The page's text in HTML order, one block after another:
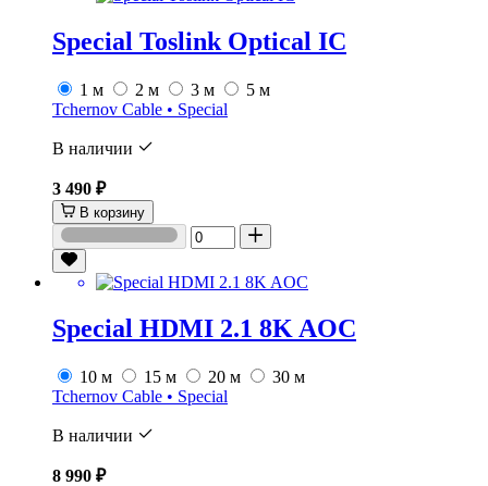
Special Toslink Optical IC
1 м 2 м 3 м
5 м
Tchernov Cable • Special
В наличии
3 490 ₽
В корзину
Special HDMI 2.1 8K AOC
10 м 15 м 20 м
30 м
Tchernov Cable • Special
В наличии
8 990 ₽